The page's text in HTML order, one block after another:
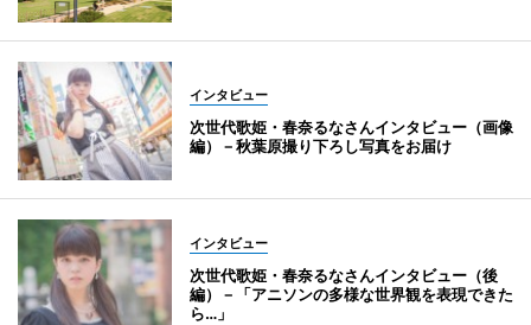
インタビュー
次世代歌姫・春奈るなさんインタビュー（画像
編）－秋葉原撮り下ろし写真をお届け
インタビュー
次世代歌姫・春奈るなさんインタビュー（後
編）－「アニソンの多様な世界観を表現できた
ら…」